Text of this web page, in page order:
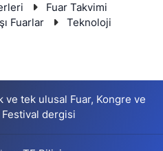
Fuar Takvimi
Fuarlar
Teknoloji
ve tek ulusal Fuar, Kongre ve
Festival dergisi